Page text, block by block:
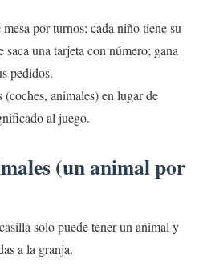
por turnos: cada niño tiene su
saca una tarjeta con número; gana
pedidos.
(coches, animales) en lugar de
al juego.
(un animal por
solo puede tener un animal y
a la granja.